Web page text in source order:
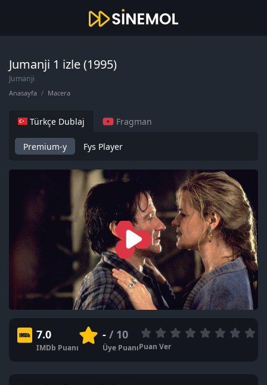
Jumanji 1 izle (1995)
Jumanji
Anasayfa Macera
Türkçe Dublaj Fragman
Premium-y Fys Player
7.0
IMDb Puanı
-/ 10
Üye PuanıPuan Ver